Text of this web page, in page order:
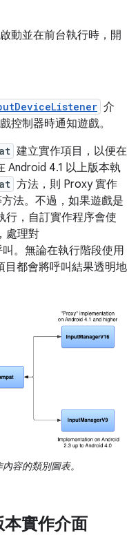
動並在前台執行時，開
介
控制器時通知遊戲。
建立實作項目，以便在
Android 4.1 以上版本執
方法，則 Proxy 實作
法。不過，如果遊戲是
行，自訂實作程序會使
處理對
。無論在執行階段使用
目都會將呼叫結果透明地
容的類別圖表。
本實作介面